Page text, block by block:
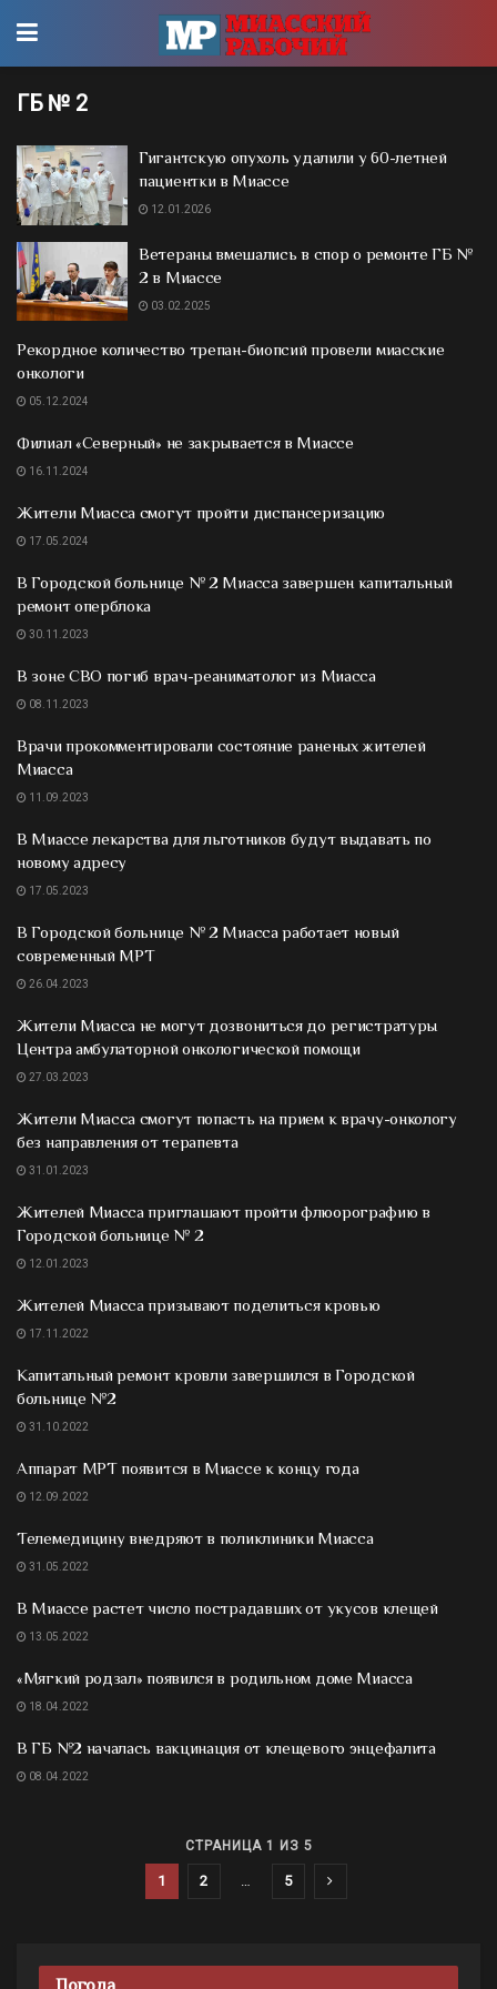
ГБ № 2
Гигантскую опухоль удалили у 60-летней
пациентки в Миассе
12.01.2026
Ветераны вмешались в спор о ремонте ГБ №
2 в Миассе
03.02.2025
Рекордное количество трепан-биопсий провели миасские
онкологи
05.12.2024
Филиал «Северный» не закрывается в Миассе
16.11.2024
Жители Миасса смогут пройти диспансеризацию
17.05.2024
В Городской больнице № 2 Миасса завершен капитальный
ремонт оперблока
30.11.2023
В зоне СВО погиб врач-реаниматолог из Миасса
08.11.2023
Врачи прокомментировали состояние раненых жителей
Миасса
11.09.2023
В Миассе лекарства для льготников будут выдавать по
новому адресу
17.05.2023
В Городской больнице № 2 Миасса работает новый
современный МРТ
26.04.2023
Жители Миасса не могут дозвониться до регистратуры
Центра амбулаторной онкологической помощи
27.03.2023
Жители Миасса смогут попасть на прием к врачу-онкологу
без направления от терапевта
31.01.2023
Жителей Миасса приглашают пройти флюорографию в
Городской больнице № 2
12.01.2023
Жителей Миасса призывают поделиться кровью
17.11.2022
Капитальный ремонт кровли завершился в Городской
больнице №2
31.10.2022
Аппарат МРТ появится в Миассе к концу года
12.09.2022
Телемедицину внедряют в поликлиники Миасса
31.05.2022
В Миассе растет число пострадавших от укусов клещей
13.05.2022
«Мягкий родзал» появился в родильном доме Миасса
18.04.2022
В ГБ №2 началась вакцинация от клещевого энцефалита
08.04.2022
СТРАНИЦА 1 ИЗ 5
1 2 … 5